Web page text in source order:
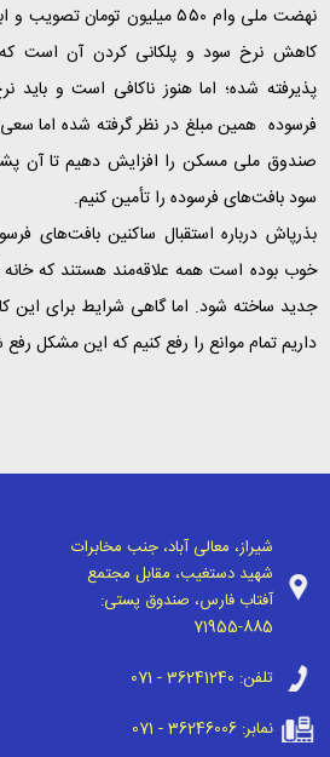
نهضت ملی وام ۵۵۰ میلیون
کاهش نرخ سود و پلکانی کردن آن است
پذیرفته شده؛ اما هنوز ناکافی است و باید
فرسوده همین مبلغ در نظر گرفته شده اما سعی
صندوق ملی مسکن را افزایش دهیم تا آن
سود بافت‌های فرسوده را تأمین کنیم.
بذرپاش درباره استقبال ساکنین بافت‌های
خوب بوده است همه علاقه‌مند هستند که خانه
جدید ساخته شود. اما گاهی شرایط برای این
داریم تمام موانع را رفع کنیم که این مشکل
شیراز، معالی آباد، جنب مخابرات
شهید دستغیب، مقابل مجتمع
آفتاب فارس، صندوق پستی:
71955-885
تلفن: 071 - 36241240
نمابر:071 - 36246006